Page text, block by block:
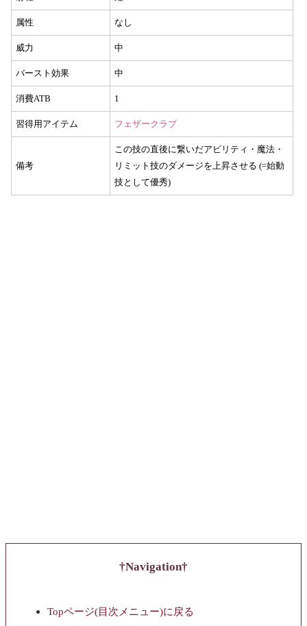
属性 なし
威力 中
バースト効果 中
消費ATB 1
習得用アイテム フェザークラブ
備考
この技の直後に繋いだアビリティ・魔法・
リミット技のダメージを上昇させる (=始動
技として優秀)
Navigation
Topページ(目次メニュー)に戻る